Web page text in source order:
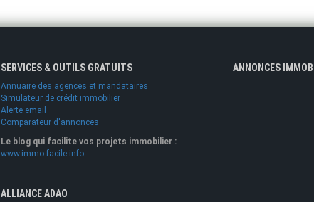
SERVICES & OUTILS GRATUITS
Annuaire des agences et mandataires
Simulateur de crédit immobilier
Alerte email
Comparateur d'annonces
Le blog qui facilite vos projets immobilier :
www.immo-facile.info
ANNONCES
ALLIANCE ADAO